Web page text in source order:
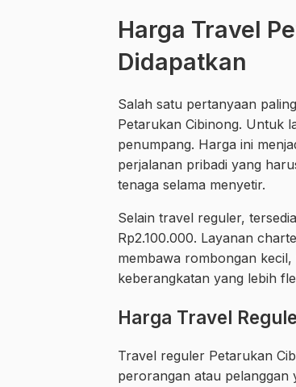
Harga Travel
Didapatkan
Salah satu pertanyaan
Petarukan Cibinong. Untuk
penumpang. Harga ini
perjalanan pribadi yang
tenaga selama menyetir.
Selain travel reguler,
Rp2.100.000. Layanan
membawa rombongan
keberangkatan yang lebih
Harga Travel
Travel reguler Petarukan
perorangan atau pelanggan